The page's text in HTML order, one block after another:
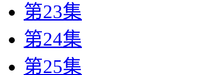
第23集
第24集
第25集